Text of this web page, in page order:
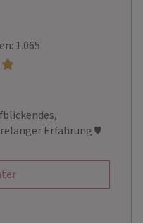
1.065
Erfahrung ♥